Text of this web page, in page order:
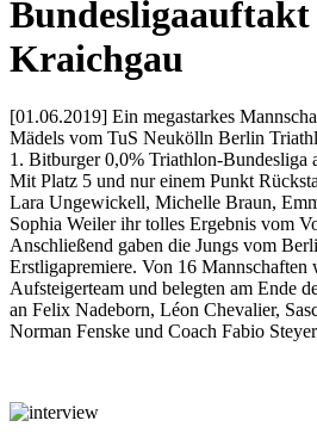
Kraichgau
[01.06.2019] Ein megastarkes
Mädels vom TuS Neukölln Berlin
1. Bitburger 0,0% Triathlon-Bundesliga
Mit Platz 5 und nur einem Punkt
Lara Ungewickell, Michelle Braun,
Sophia Weiler ihr tolles Ergebnis vom
Anschließend gaben die Jungs vom
Erstligapremiere. Von 16 Mannschaften
Aufsteigerteam und belegten am Ende
an Felix Nadeborn, Léon Chevalier,
Norman Fenske und Coach Fabio